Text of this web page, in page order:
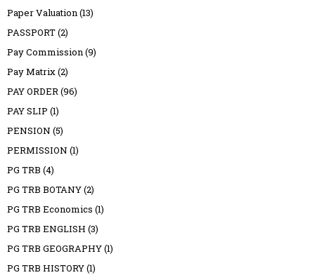
Paper Valuation(13)
PASSPORT(2)
Pay Commission(9)
Pay Matrix(2)
PAY ORDER(96)
PAY SLIP (1)
PENSION (5)
PERMISSION (1)
PG TRB (4)
PG TRB BOTANY(2)
PG TRB Economics (1)
PG TRB ENGLISH (3)
PG TRB GEOGRAPHY(1)
PG TRB HISTORY(1)